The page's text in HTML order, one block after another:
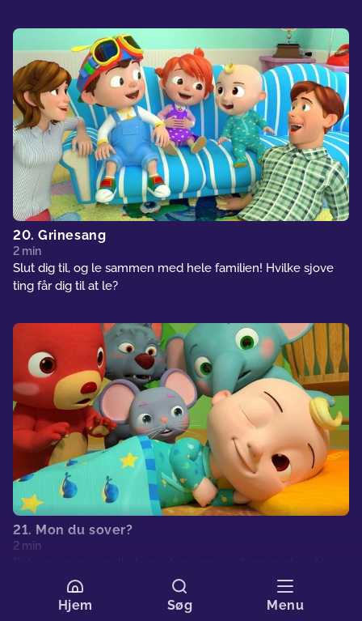
20. Grinesang
2 min
Slut dig til, og le sammen med hele familien! Hvilke sjove
ting får dig til at le?
21. Mon du sover?
2 min
ham. Hvad skal de prøve nu?
Hjem Søg Menu